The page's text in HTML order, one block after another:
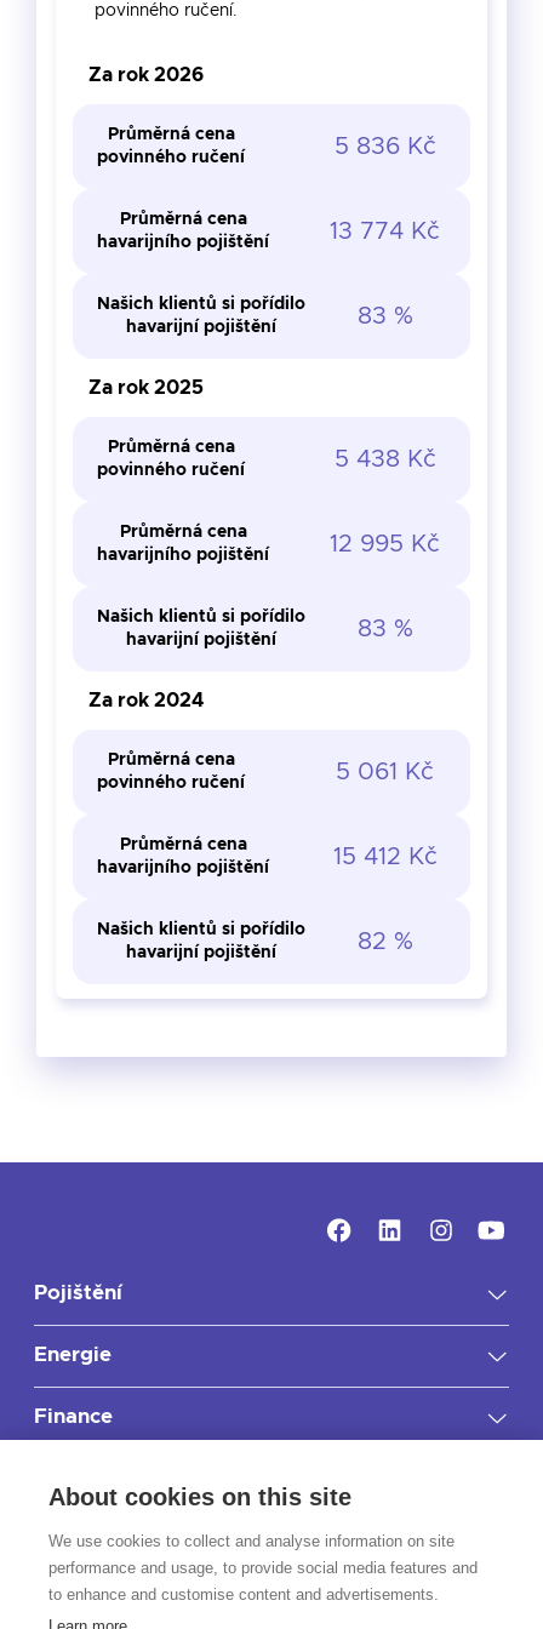
Průměrná cena
havarijního pojištění
havarijní pojištění
povinného ručení.
Za rok 2026
Průměrná cena
povinného ručení
5 836 Kč
Průměrná cena
havarijního pojištění
13 774 Kč
Našich klientů si pořídilo
havarijní pojištění
83 %
Za rok 2025
Průměrná cena
povinného ručení
5 438 Kč
Průměrná cena
havarijního pojištění
12 995 Kč
Našich klientů si pořídilo
havarijní pojištění
83 %
Za rok 2024
Průměrná cena
povinného ručení
5 061 Kč
Průměrná cena
havarijního pojištění
15 412 Kč
Našich klientů si pořídilo
havarijní pojištění
82 %
Pojištění
Energie
Finance
RIXO.cz
Kontakt
About cookies on this site
We use cookies to collect and analyse information on site
performance and usage, to provide social media features and
to enhance and customise content and advertisements.